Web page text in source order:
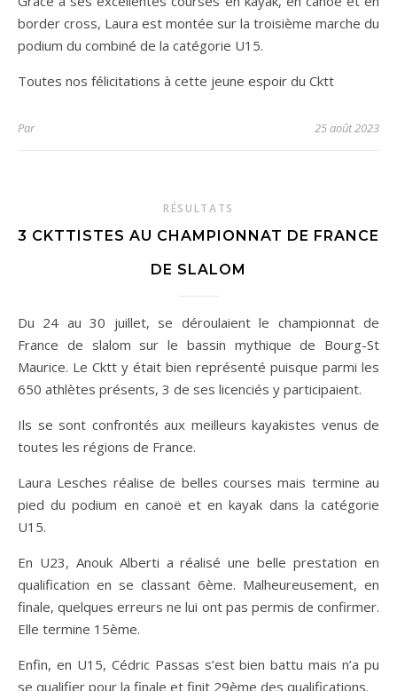
border cross, Laura est montée sur la troisième marche du
podium du combiné de la catégorie U15.
Toutes nos félicitations à cette jeune espoir du Cktt
Par 25 août 2023
RÉSULTATS
3 CKTTISTES AU CHAMPIONNAT DE FRANCE
DE SLALOM
Du 24 au 30 juillet, se déroulaient le championnat de
France de slalom sur le bassin mythique de Bourg-St
Maurice. Le Cktt y était bien représenté puisque parmi les
650 athlètes présents, 3 de ses licenciés y participaient.
Ils se sont confrontés aux meilleurs kayakistes venus de
toutes les régions de France.
Laura Lesches réalise de belles courses mais termine au
pied du podium en canoë et en kayak dans la catégorie
U15.
En U23, Anouk Alberti a réalisé une belle prestation en
qualification en se classant 6ème. Malheureusement, en
finale, quelques erreurs ne lui ont pas permis de confirmer.
Elle termine 15ème.
Enfin, en U15, Cédric Passas s’est bien battu mais n’a pu
se qualifier pour la finale et finit 29ème des qualifications.